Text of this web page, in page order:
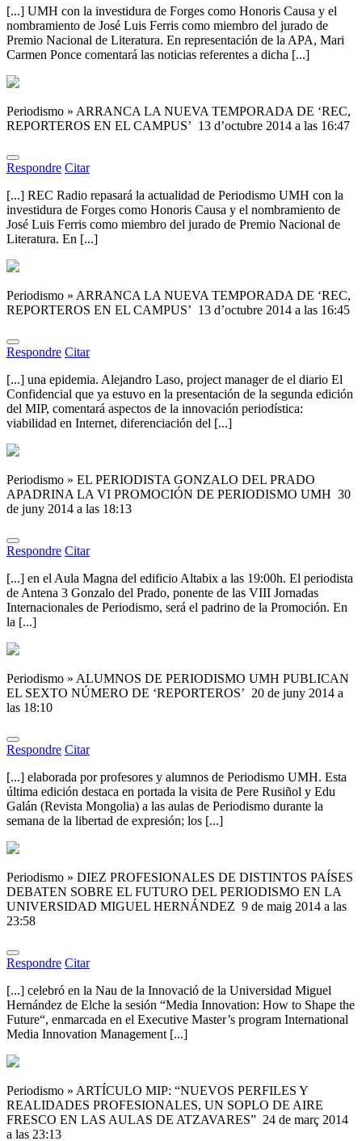
[...] UMH con la investidura de Forges como Honoris Causa y el
nombramiento de José Luis Ferris como miembro del jurado de
Premio Nacional de Literatura. En representación de la APA, Mari
Carmen Ponce comentará las noticias referentes a dicha [...]
Periodismo » ARRANCA LA NUEVA TEMPORADA DE ‘REC,
REPORTEROS EN EL CAMPUS’ 13 d’octubre 2014 a las 16:47
Respondre Citar
[...] REC Radio repasará la actualidad de Periodismo UMH con la
investidura de Forges como Honoris Causa y el nombramiento de
José Luis Ferris como miembro del jurado de Premio Nacional de
Literatura. En [...]
Periodismo » ARRANCA LA NUEVA TEMPORADA DE ‘REC,
REPORTEROS EN EL CAMPUS’ 13 d’octubre 2014 a las 16:45
Respondre Citar
[...] una epidemia. Alejandro Laso, project manager de el diario El
Confidencial que ya estuvo en la presentación de la segunda edición
del MIP, comentará aspectos de la innovación periodística:
viabilidad en Internet, diferenciación del [...]
Periodismo » EL PERIODISTA GONZALO DEL PRADO
APADRINA LA VI PROMOCIÓN DE PERIODISMO UMH 30
de juny 2014 a las 18:13
Respondre Citar
[...] en el Aula Magna del edificio Altabix a las 19:00h. El periodista
de Antena 3 Gonzalo del Prado, ponente de las VIII Jornadas
Internacionales de Periodismo, será el padrino de la Promoción. En
la [...]
Periodismo » ALUMNOS DE PERIODISMO UMH PUBLICAN
EL SEXTO NÚMERO DE ‘REPORTEROS’ 20 de juny 2014 a
las 18:10
Respondre Citar
[...] elaborada por profesores y alumnos de Periodismo UMH. Esta
última edición destaca en portada la visita de Pere Rusiñol y Edu
Galán (Revista Mongolia) a las aulas de Periodismo durante la
semana de la libertad de expresión; los [...]
Periodismo » DIEZ PROFESIONALES DE DISTINTOS PAÍSES
DEBATEN SOBRE EL FUTURO DEL PERIODISMO EN LA
UNIVERSIDAD MIGUEL HERNÁNDEZ 9 de maig 2014 a las
23:58
Respondre Citar
[...] celebró en la Nau de la Innovació de la Universidad Miguel
Hernández de Elche la sesión “Media Innovation: How to Shape the
Future“, enmarcada en el Executive Master’s program International
Media Innovation Management [...]
Periodismo » ARTÍCULO MIP: “NUEVOS PERFILES Y
REALIDADES PROFESIONALES, UN SOPLO DE AIRE
FRESCO EN LAS AULAS DE ATZAVARES” 24 de març 2014
a las 23:13